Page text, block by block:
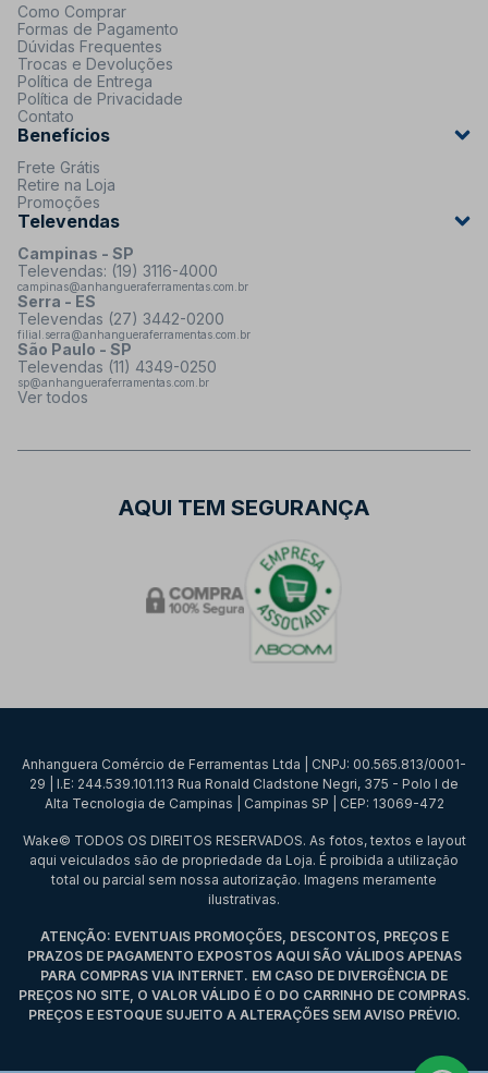
Como Comprar
Formas de Pagamento
Dúvidas Frequentes
Trocas e Devoluções
Política de Entrega
Política de Privacidade
Contato
Benefícios
Frete Grátis
Retire na Loja
Promoções
Televendas
Campinas - SP
Televendas: (19) 3116-4000
campinas@anhangueraferramentas.com.br
Serra - ES
Televendas (27) 3442-0200
filial.serra@anhangueraferramentas.com.br
São Paulo - SP
Televendas (11) 4349-0250
sp@anhangueraferramentas.com.br
Ver todos
AQUI TEM SEGURANÇA
Anhanguera Comércio de Ferramentas Ltda | CNPJ: 00.565.813/0001-
29 | I.E: 244.539.101.113 Rua Ronald Cladstone Negri, 375 - Polo I de
Alta Tecnologia de Campinas | Campinas SP | CEP: 13069-472
Wake© TODOS OS DIREITOS RESERVADOS. As fotos, textos e layout
aqui veiculados são de propriedade da Loja. É proibida a utilização
total ou parcial sem nossa autorização. Imagens meramente
ilustrativas.
ATENÇÃO: EVENTUAIS PROMOÇÕES, DESCONTOS, PREÇOS E
PRAZOS DE PAGAMENTO EXPOSTOS AQUI SÃO VÁLIDOS APENAS
PARA COMPRAS VIA INTERNET. EM CASO DE DIVERGÊNCIA DE
PREÇOS NO SITE, O VALOR VÁLIDO É O DO CARRINHO DE COMPRAS.
PREÇOS E ESTOQUE SUJEITO A ALTERAÇÕES SEM AVISO PRÉVIO.